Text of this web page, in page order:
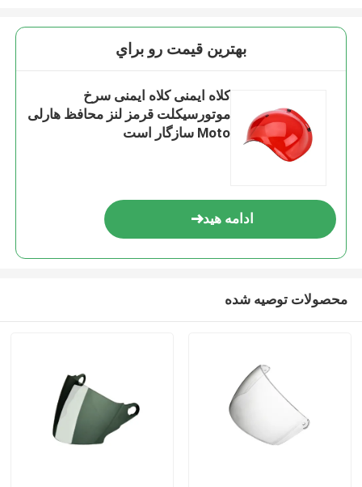
بهترين قيمت رو براي
کلاه ایمنی کلاه ایمنی سرخ
موتورسیکلت قرمز لنز محافظ هارلی
Moto سازگار است
ادامه هید
محصولات توصیه شده